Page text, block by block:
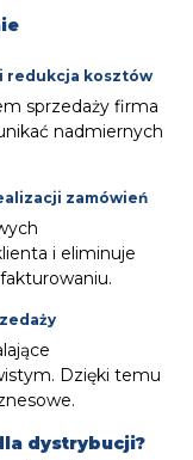
redukcja kosztów
sprzedaży firma
nadmiernych
zamówień
i eliminuje
Dzięki temu
dystrybucji?